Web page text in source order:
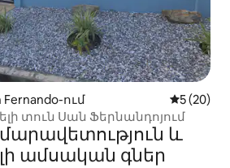
ում Միջին
5 (20)
տուն Սան Ֆերնանդոյում
և
ամսական գներ